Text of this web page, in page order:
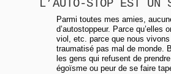
L’AUTO-STOP EST UN
Parmi toutes mes amies,
d’autostoppeur. Parce qu’elles
viol, etc. parce que nous
traumatisé pas mal de monde.
les gens qui refusent de
égoïsme ou peur de se faire